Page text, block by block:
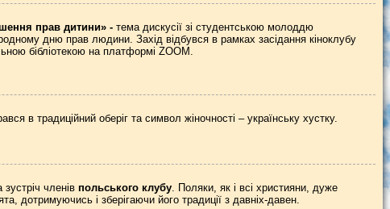
прав дитини» - тема дискусії зі студентською молоддю
дню прав людини. Захід відбувся в рамках засідання кіноклубу
бібліотекою на платформі ZOOM.
в традиційний оберіг та символ жіночності – українську хустку.
членів польського клубу. Поляки, як і всі християни, дуже
дотримуючись і зберігаючи його традиції з давніх-давен.